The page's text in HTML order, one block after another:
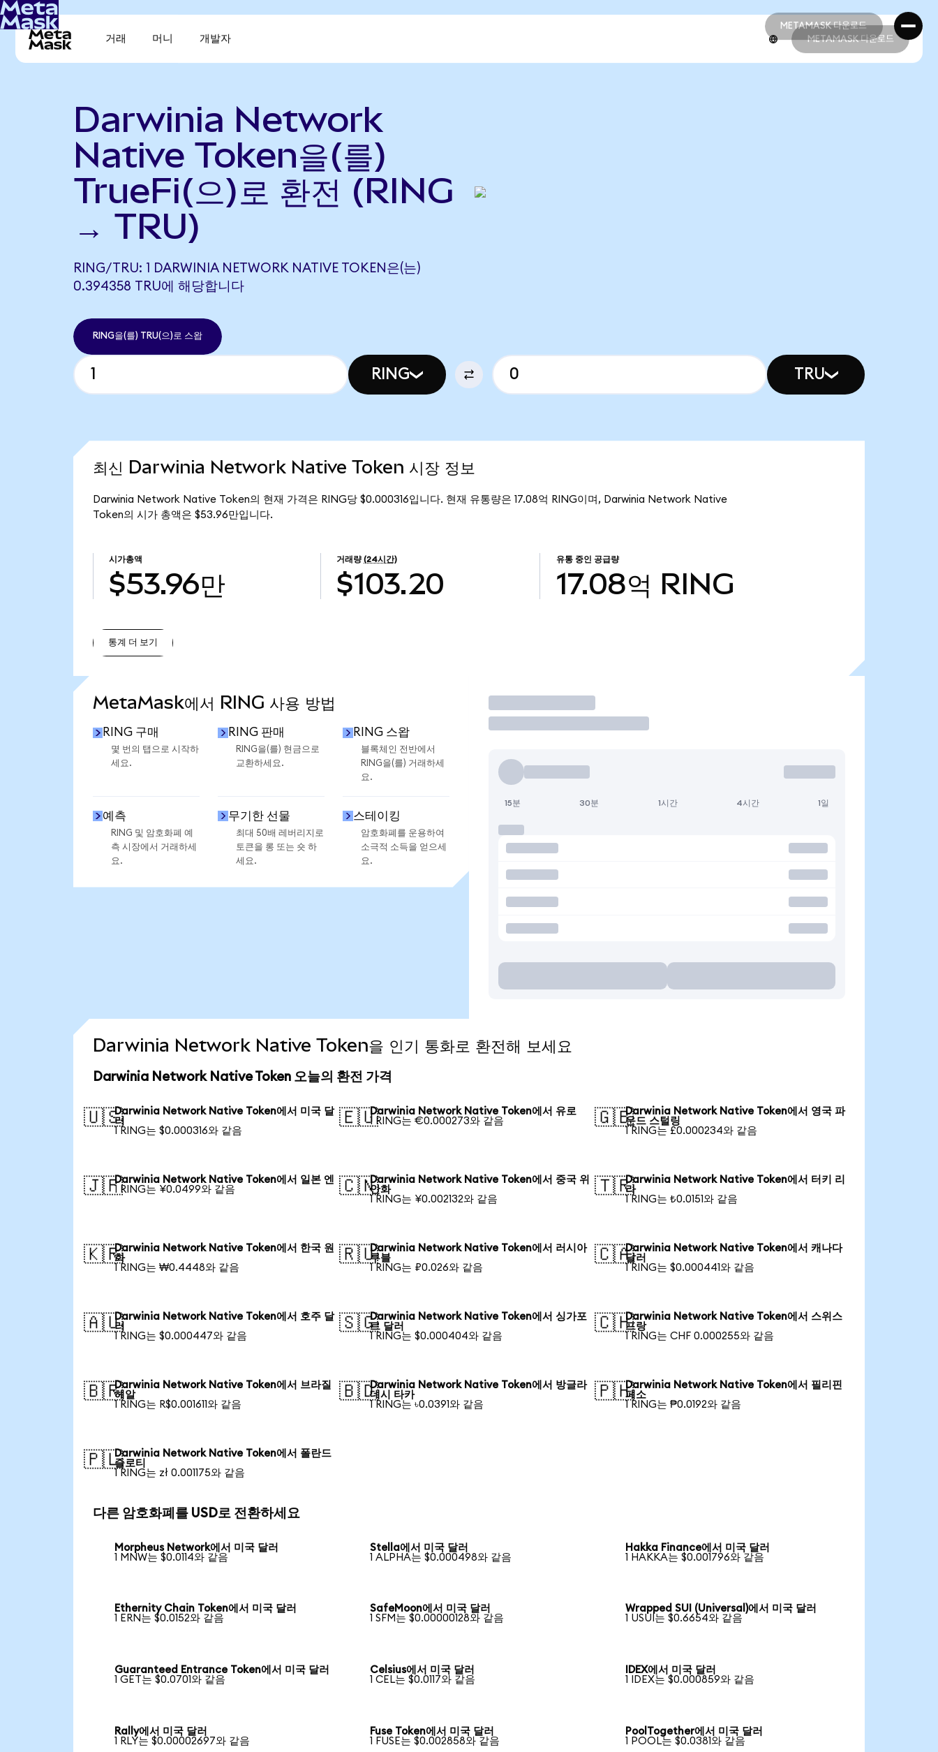
METAMASK 다운로드
METAMASK 다운로드
거래 머니 개발자 METAMASK 다운로드
Darwinia Network
Native Token을(를)
TrueFi(으)로 환전 (RING
→ TRU)
RING/TRU: 1 DARWINIA NETWORK NATIVE TOKEN은(는)
0.394358 TRU에 해당합니다
RING을(를) TRU(으)로 스왑
RING TRU
최신 Darwinia Network Native Token 시장 정보
Darwinia Network Native Token의 현재 가격은 RING당 $0.000316입니다. 현재 유통량은 17.08억 RING이며, Darwinia Network Native
Token의 시가 총액은 $53.96만입니다.
시가총액
$53.96만
거래량 (24시간)
$103.20
유통 중인 공급량
17.08억 RING
통계 더 보기
MetaMask에서 RING 사용 방법
RING 구매
몇 번의 탭으로 시작하
세요.
RING 판매
RING을(를) 현금으로
교환하세요.
RING 스왑
블록체인 전반에서
RING을(를) 거래하세
요.
예측
RING 및 암호화폐 예
측 시장에서 거래하세
요.
무기한 선물
최대 50배 레버리지로
토큰을 롱 또는 숏 하
세요.
스테이킹
암호화폐를 운용하여
소극적 소득을 얻으세
요.
거래
15분 30분 1시간 4시간 1일
Darwinia Network Native Token을 인기 통화로 환전해 보세요
Darwinia Network Native Token 오늘의 환전 가격
🇺🇸Darwinia Network Native Token에서 미국 달
러
1 RING는 $0.000316와 같음
🇪🇺Darwinia Network Native Token에서 유로
1 RING는 €0.000273와 같음
🇬🇧Darwinia Network Native Token에서 영국 파
운드 스털링
1 RING는 £0.000234와 같음
🇯🇵Darwinia Network Native Token에서 일본 엔
1 RING는 ¥0.0499와 같음
🇨🇳Darwinia Network Native Token에서 중국 위
안화
1 RING는 ¥0.002132와 같음
🇹🇷Darwinia Network Native Token에서 터키 리
라
1 RING는 ₺0.0151와 같음
🇰🇷Darwinia Network Native Token에서 한국 원
화
1 RING는 ₩0.4448와 같음
🇷🇺Darwinia Network Native Token에서 러시아
루블
1 RING는 ₽0.026와 같음
🇨🇦Darwinia Network Native Token에서 캐나다
달러
1 RING는 $0.000441와 같음
🇦🇺Darwinia Network Native Token에서 호주 달
러
1 RING는 $0.000447와 같음
🇸🇬Darwinia Network Native Token에서 싱가포
르 달러
1 RING는 $0.000404와 같음
🇨🇭Darwinia Network Native Token에서 스위스
프랑
1 RING는 CHF 0.000255와 같음
🇧🇷Darwinia Network Native Token에서 브라질
헤알
1 RING는 R$0.001611와 같음
🇧🇩Darwinia Network Native Token에서 방글라
데시 타카
1 RING는 ৳0.0391와 같음
🇵🇭Darwinia Network Native Token에서 필리핀
페소
1 RING는 ₱0.0192와 같음
🇵🇱Darwinia Network Native Token에서 폴란드
즐로티
1 RING는 zł 0.001175와 같음
다른 암호화폐를 USD로 전환하세요
Morpheus Network에서 미국 달러
1 MNW는 $0.0114와 같음
Stella에서 미국 달러
1 ALPHA는 $0.000498와 같음
Hakka Finance에서 미국 달러
1 HAKKA는 $0.001796와 같음
Ethernity Chain Token에서 미국 달러
1 ERN는 $0.0152와 같음
SafeMoon에서 미국 달러
1 SFM는 $0.00000128와 같음
Wrapped SUI (Universal)에서 미국 달러
1 USUI는 $0.6654와 같음
Guaranteed Entrance Token에서 미국 달러
1 GET는 $0.0701와 같음
Celsius에서 미국 달러
1 CEL는 $0.0117와 같음
IDEX에서 미국 달러
1 IDEX는 $0.000859와 같음
Rally에서 미국 달러
1 RLY는 $0.00002697와 같음
Fuse Token에서 미국 달러
1 FUSE는 $0.002858와 같음
PoolTogether에서 미국 달러
1 POOL는 $0.0381와 같음